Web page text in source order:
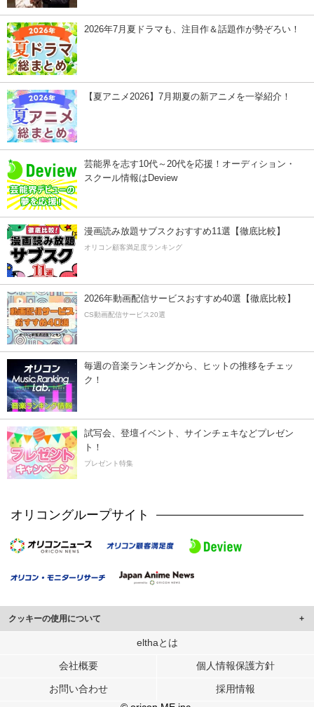
2026年7月夏ドラマも、注目作＆話題作が勢ぞろい！
【夏アニメ2026】7月期夏の新アニメを一挙紹介！
芸能界を志す10代～20代を応援！オーディション・
スクール情報はDeview
漫画読み放題サブスクおすすめ11選【徹底比較】
オリコン顧客満足度ランキング
2026年動画配信サービスおすすめ40選【徹底比較】
CS動画配信サービス20選
毎週の音楽ランキングから、ヒットの推移をチェッ
ク！
試写会、登壇イベント、サインチェキなどプレゼン
ト！
プレゼント特集
オリコングループサイト
クッキーの使用について
このサイトでは Cookie を使用して、ユーザーに合わせたコンテンツや広告の
行っています。
メディアや広告配信、データ解析の各パートナーに提供しています。
各パートナーは、この情報とユーザーが各パートナーに提供した他の情報や、
elthaとは
会社概要 個人情報保護方針
お問い合わせ
採用情報